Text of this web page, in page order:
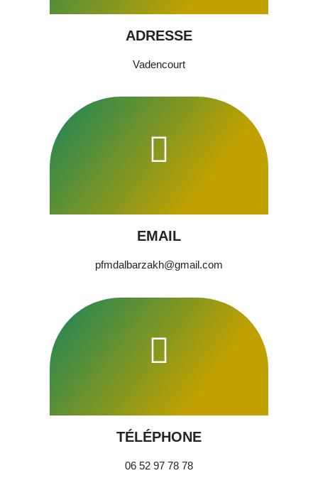
ADRESSE
Vadencourt
EMAIL
pfmdalbarzakh@gmail.com
TÉLÉPHONE
06 52 97 78 78